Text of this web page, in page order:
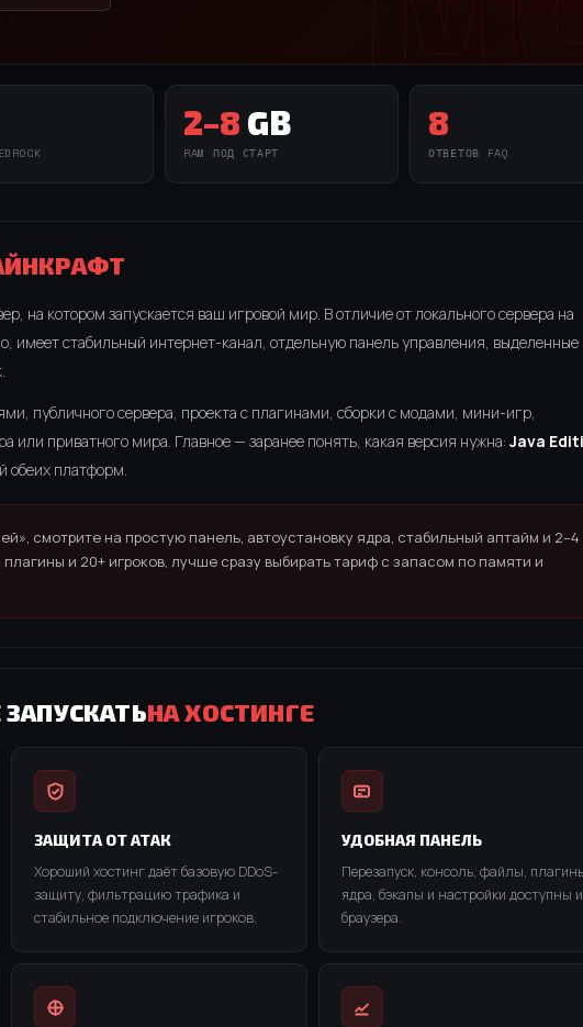
2–8 GB
RAM ПОД СТАРТ
8
ОТВЕТОВ FAQ
на котором запускается ваш игровой мир. В отличие от локального сервера на
имеет стабильный интернет-канал, отдельную панель управления, выделенные
публичного сервера, проекта с плагинами, сборки с модами, мини-игр,
или приватного мира. Главное — заранее понять, какая версия нужна: Java
обеих платформ.
смотрите на простую панель, автоустановку ядра, стабильный аптайм и 2–4
и 20+ игроков, лучше сразу выбирать тариф с запасом по памяти и
НА ХОСТИНГЕ
ЗАЩИТА ОТ АТАК
Хороший хостинг даёт базовую DDoS-
защиту, фильтрацию трафика и
стабильное подключение игроков.
УДОБНАЯ ПАНЕЛЬ
Перезапуск, консоль, файлы,
ядра, бэкапы и настройки доступны
браузера.